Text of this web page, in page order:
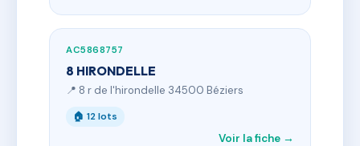
AC5868757
8 HIRONDELLE
📍 8 r de l'hirondelle 34500 Béziers
🏠 12 lots
Voir la fiche →